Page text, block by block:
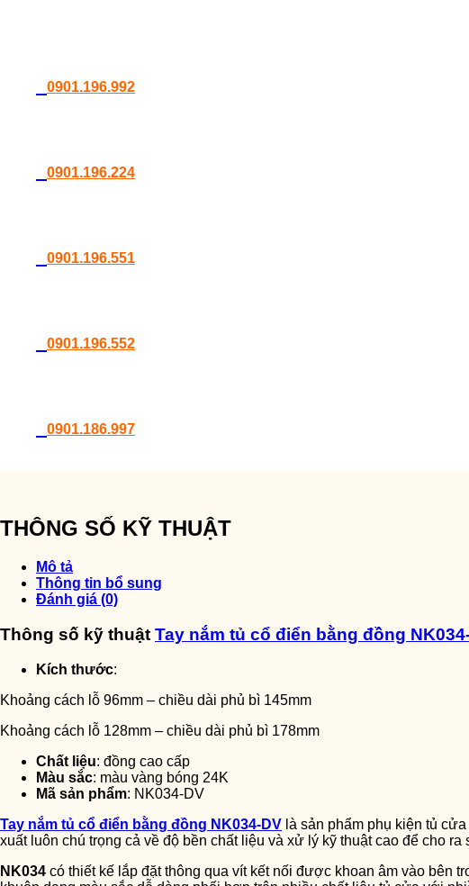
0901.196.992
0901.196.224
0901.196.551
0901.196.552
0901.186.997
THÔNG SỐ KỸ THUẬT
Mô tả
Thông tin bổ sung
Đánh giá (0)
Thông số kỹ thuật Tay nắm tủ cổ điển bằng đồng
Kích thước:
Khoảng cách lỗ 96mm – chiều dài phủ bì 145mm
Khoảng cách lỗ 128mm – chiều dài phủ bì 178mm
Chất liệu: đồng cao cấp
Màu sắc: màu vàng bóng 24K
Mã sản phẩm: NK034-DV
Tay nắm tủ cổ điển bằng đồng NK034-DV là sản phẩm phụ kiện tủ
xuất luôn chú trọng cả về độ bền chất liệu và xử lý kỹ thuật cao để cho
NK034 có thiết kế lắp đặt thông qua vít kết nối được khoan âm vào bên